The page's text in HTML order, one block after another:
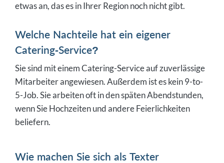
etwas an, das es in Ihrer Region noch nicht gibt.
Welche Nachteile hat ein eigener
Catering-Service?
Sie sind mit einem Catering-Service auf zuverlässige
Mitarbeiter angewiesen. Außerdem ist es kein 9-to-
5-Job. Sie arbeiten oft in den späten Abendstunden,
wenn Sie Hochzeiten und andere Feierlichkeiten
beliefern.
Wie machen Sie sich als Texter